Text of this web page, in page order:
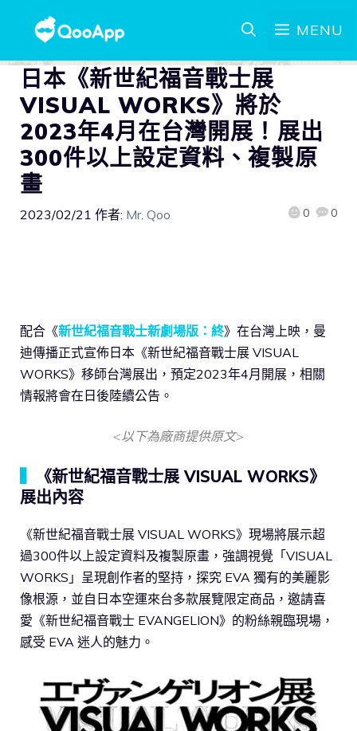
MENU
日本《新世紀福音戰士展
VISUAL WORKS》將於
2023年4月在台灣開展！展出
300件以上設定資料、複製原
畫
2023/02/21 作者: Mr. Qoo 0 0
配合《新世紀福音戰士新劇場版：終》在台灣上映，曼
迪傳播正式宣佈日本《新世紀福音戰士展 VISUAL
WORKS》移師台灣展出，預定2023年4月開展，相關
情報將會在日後陸續公告。
<以下為廠商提供原文>
《新世紀福音戰士展 VISUAL WORKS》
展出內容
《新世紀福音戰士展 VISUAL WORKS》現場將展示超
過300件以上設定資料及複製原畫，強調視覺「VISUAL
WORKS」呈現創作者的堅持，探究 EVA 獨有的美麗影
像根源，並自日本空運來台多款展覽限定商品，邀請喜
愛《新世紀福音戰士 EVANGELION》的粉絲親臨現場，
感受 EVA 迷人的魅力。